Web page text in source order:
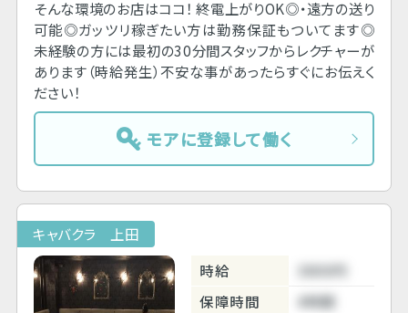
そんな環境のお店はココ！ 終電上がりOK◎・遠方の送り
可能◎ガッツリ稼ぎたい方は勤務保証もついてます◎
未経験の方には最初の30分間スタッフからレクチャーが
あります（時給発生）不安な事があったらすぐにお伝えく
ださい！
モアに登録して働く
キャバクラ 上田
時給
3800円
保障時間
4時間